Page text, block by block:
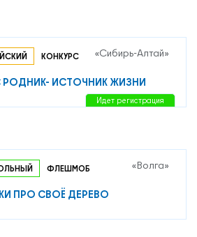
КОНКУРС
«Сибирь-Алтай»
РОДНИК- ИСТОЧНИК ЖИЗНИ
Идет регистрация
ФЛЕШМОБ
«Волга»
ПРО СВОЁ ДЕРЕВО